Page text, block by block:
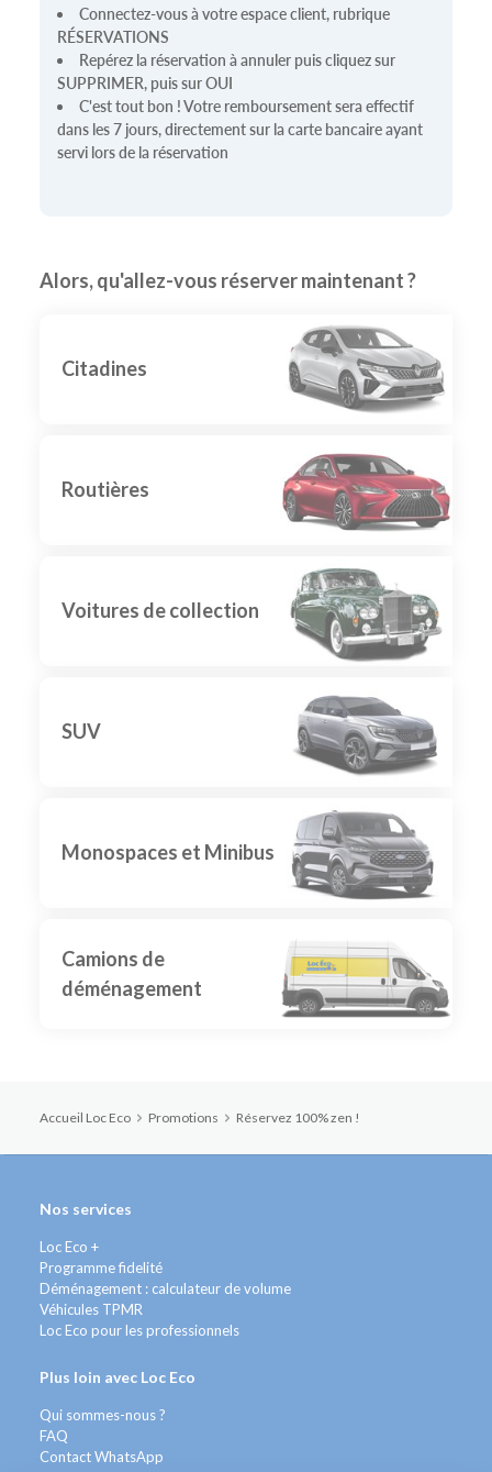
Connectez-vous à votre espace client, rubrique
RÉSERVATIONS
Repérez la réservation à annuler puis cliquez sur
SUPPRIMER, puis sur OUI
C'est tout bon ! Votre remboursement sera effectif
dans les 7 jours, directement sur la carte bancaire ayant
servi lors de la réservation
Alors, qu'allez-vous réserver maintenant ?
Citadines
Routières
Voitures de collection
SUV
Monospaces et Minibus
Camions de
déménagement
Accueil Loc Eco Promotions Réservez 100% zen !
Nos services
Loc Eco +
Programme fidelité
Déménagement : calculateur de volume
Véhicules TPMR
Loc Eco pour les professionnels
Plus loin avec Loc Eco
Qui sommes-nous ?
FAQ
Contact WhatsApp